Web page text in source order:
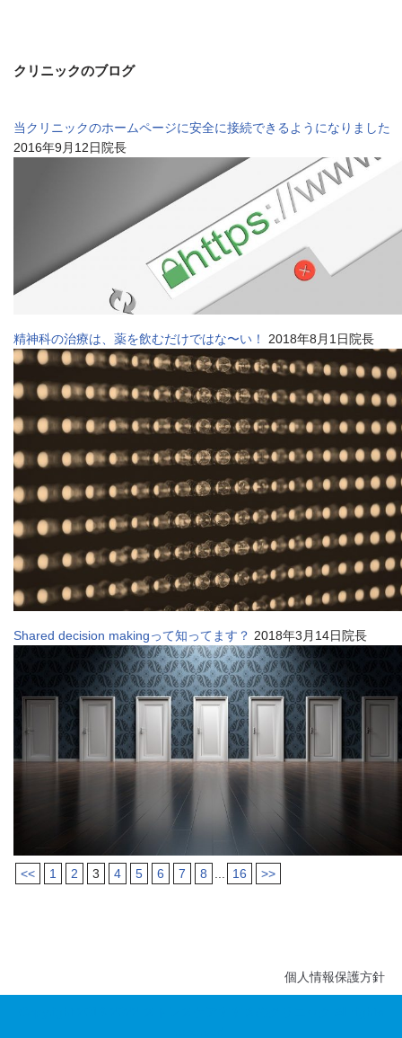
クリニックのブログ
当クリニックのホームページに安全に接続できるようになりました
2016年9月12日院長
精神科の治療は、薬を飲むだけではな〜い！ 2018年8月1日院長
Shared decision makingって知ってます？ 2018年3月14日院長
<< 1 2 3 4 5 6 7 8 ... 16 >>
個人情報保護方針